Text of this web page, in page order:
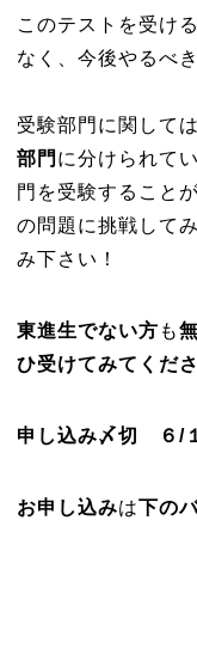
このテストを受け
なく、今後やるべ
受験部門に関しては
部門 に分けられて
門を受験することが
の問題に挑戦して
み下さい！
東進生でない方 も無
ひ受けてみてくださ
申し込み〆切 ６/
お申し込みは下の